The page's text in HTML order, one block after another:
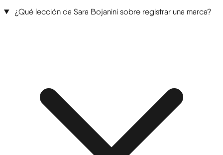
¿Qué lección da Sara Bojanini sobre registrar una marca?